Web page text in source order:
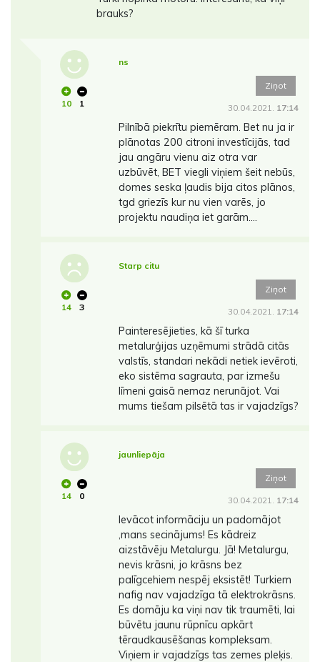
brauks?
10 1
ns
Ziņot
30.04.2021. 17:14
Pilnībā piekrītu piemēram. Bet nu ja ir
plānotas 200 citroni investīcijās, tad
jau angāru vienu aiz otra var
uzbūvēt, BET viegli viņiem šeit nebūs,
domes seska ļaudis bija citos plānos,
tgd griezīs kur nu vien varēs, jo
projektu naudiņa iet garām....
14 3
Starp citu
Ziņot
30.04.2021. 17:14
Painteresējieties, kā šī turka
metalurģijas uzņēmumi strādā citās
valstīs, standari nekādi netiek ievēroti,
eko sistēma sagrauta, par izmešu
līmeni gaisā nemaz nerunājot. Vai
mums tiešam pilsētā tas ir vajadzīgs?
14 0
jaunliepāja
Ziņot
30.04.2021. 17:14
Ievācot informāciju un padomājot
,mans secinājums! Es kādreiz
aizstāvēju Metalurgu. Jā! Metalurgu,
nevis krāsni, jo krāsns bez
palīgcehiem nespēj eksistēt! Turkiem
nafig nav vajadzīga tā elektrokrāsns.
Es domāju ka viņi nav tik traumēti, lai
būvētu jaunu rūpnīcu apkārt
tēraudkausēšanas kompleksam.
Viņiem ir vajadzīgs tas zemes pleķis.